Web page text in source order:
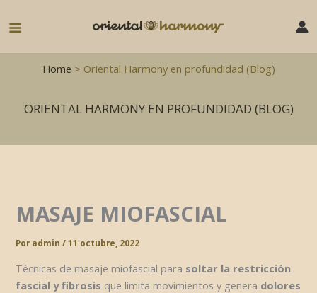
Main
MenuHome > Oriental Harmony en profundidad (Blog)
ORIENTAL HARMONY EN PROFUNDIDAD (BLOG)
MASAJE MIOFASCIAL
Poradmin/11 octubre, 2022
Técnicas de masaje miofascial para soltar la restricción
fascial y fibrosis que limita movimientos y genera dolores